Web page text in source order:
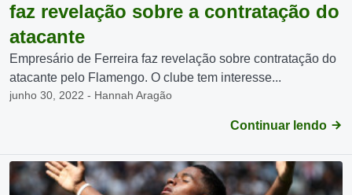
faz revelação sobre a contratação do
atacante
Empresário de Ferreira faz revelação sobre contratação do
atacante pelo Flamengo. O clube tem interesse...
junho 30, 2022 - Hannah Aragão
Continuar lendo